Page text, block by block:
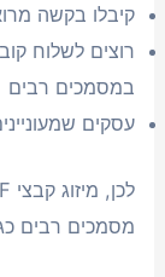
קיבלו בקשה
רוצים לשלוח
במסמכים רבים
עסקים
מסמכים רבים